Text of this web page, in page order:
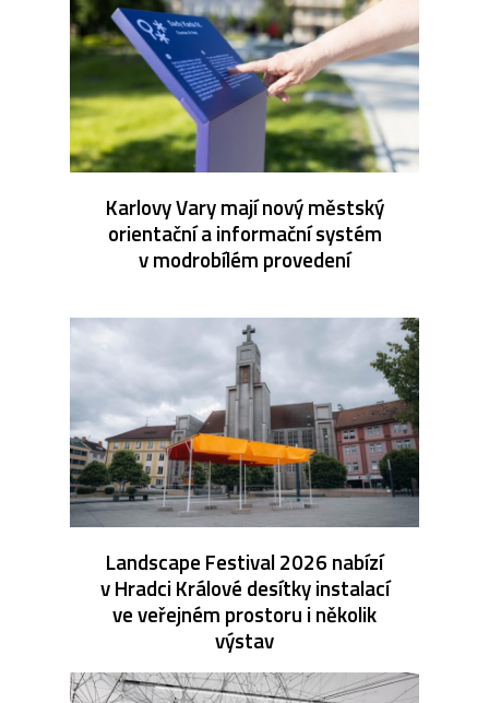
Karlovy Vary mají nový městský
orientační a informační systém
v modrobílém provedení
Landscape Festival 2026 nabízí
v Hradci Králové desítky instalací
ve veřejném prostoru i několik
výstav